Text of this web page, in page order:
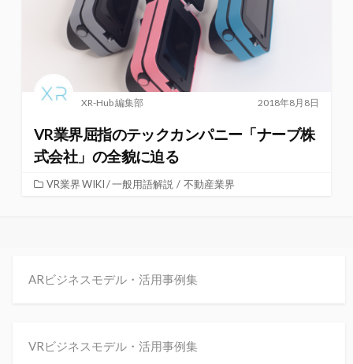
2018年8月8日
XR-Hub 編集部
VR業界屈指のテックカンパニー「ナーブ株
式会社」の全貌に迫る
VR業界 WIKI / 一般用語解説 / 不動産業界
ARビジネスモデル・活用事例集
VRビジネスモデル・活用事例集